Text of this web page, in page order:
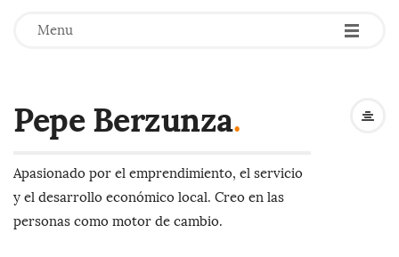
Menu -
-
-
Pepe Berzunza.
Apasionado por el emprendimiento, el servicio
y el desarrollo económico local. Creo en las
personas como motor de cambio.